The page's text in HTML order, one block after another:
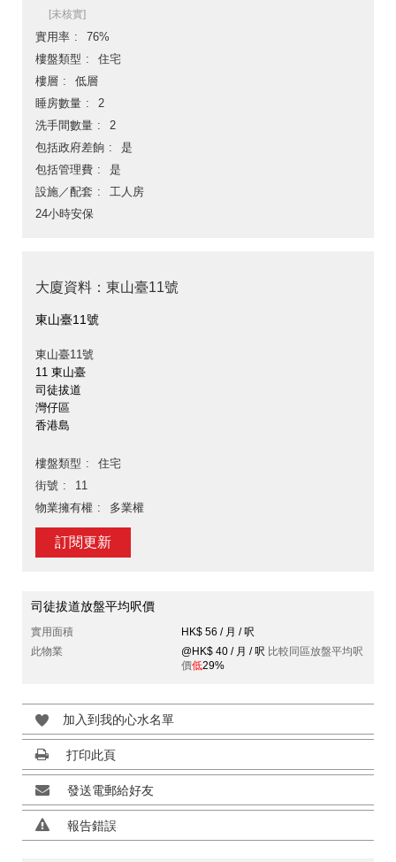
[未核實]
實用率
76%
樓盤類型
住宅
樓層
低層
睡房數量
2
洗手間數量
2
包括政府差餉
是
包括管理費
是
設施／配套
工人房
24小時安保
大廈資料：東山臺11號
東山臺11號
東山臺11號
11 東山臺
司徒拔道
灣仔區
香港島
樓盤類型
住宅
街號
11
物業擁有權
多業權
訂閱更新
司徒拔道放盤平均呎價
實用面積
HK$ 56 / 月 / 呎
此物業
@HK$ 40 / 月 / 呎 比較同區放盤平均呎
價低29%
加入到我的心水名單
打印此頁
發送電郵給好友
報告錯誤